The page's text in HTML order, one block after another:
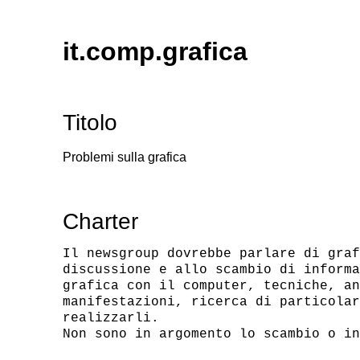
it.comp.grafica
Titolo
Problemi sulla grafica
Charter
Il newsgroup dovrebbe parlare di
discussione e allo scambio di
grafica con il computer, tecniche,
manifestazioni, ricerca di
realizzarli.